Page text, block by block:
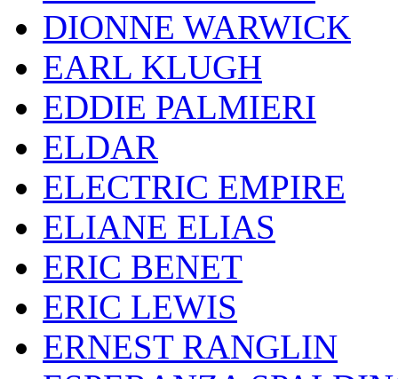
DIONNE WARWICK
EARL KLUGH
EDDIE PALMIERI
ELDAR
ELECTRIC EMPIRE
ELIANE ELIAS
ERIC BENET
ERIC LEWIS
ERNEST RANGLIN